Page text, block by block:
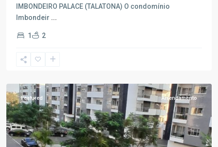
IMBONDEIRO PALACE (TALATONA) O condomínio
Imbondeir ...
1 2
Talatona
Featured Arrendamento